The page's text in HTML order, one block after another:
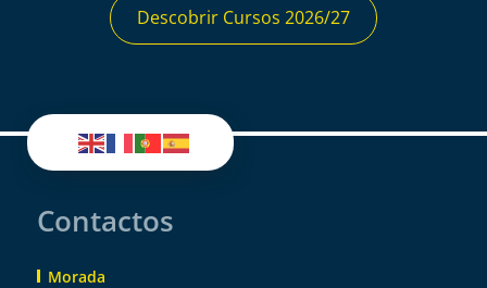
Descobrir Cursos 2026/27
Contactos
Morada